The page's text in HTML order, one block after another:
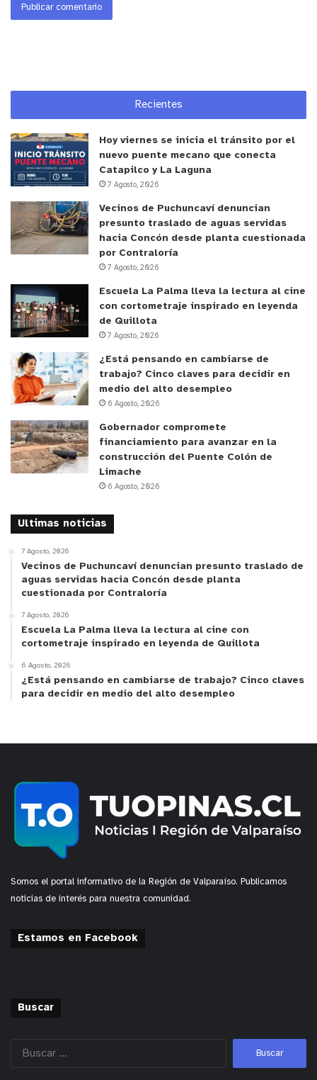
Recientes
Hoy viernes se inicia el tránsito por el
nuevo puente mecano que conecta
Catapilco y La Laguna
7 Agosto, 2026
Vecinos de Puchuncaví denuncian
presunto traslado de aguas servidas
hacia Concón desde planta cuestionada
por Contraloría
7 Agosto, 2026
Escuela La Palma lleva la lectura al cine
con cortometraje inspirado en leyenda
de Quillota
7 Agosto, 2026
¿Está pensando en cambiarse de
trabajo? Cinco claves para decidir en
medio del alto desempleo
6 Agosto, 2026
Gobernador compromete
financiamiento para avanzar en la
construcción del Puente Colón de
Limache
6 Agosto, 2026
Ultimas noticias
7 Agosto, 2026
Vecinos de Puchuncaví denuncian presunto traslado de
aguas servidas hacia Concón desde planta
cuestionada por Contraloría
7 Agosto, 2026
Escuela La Palma lleva la lectura al cine con
cortometraje inspirado en leyenda de Quillota
6 Agosto, 2026
¿Está pensando en cambiarse de trabajo? Cinco claves
para decidir en medio del alto desempleo
Somos el portal informativo de la Región de Valparaíso. Publicamos
noticias de interés para nuestra comunidad.
Estamos en Facebook
Buscar